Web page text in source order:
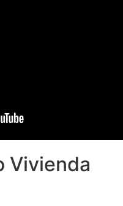
Vivienda